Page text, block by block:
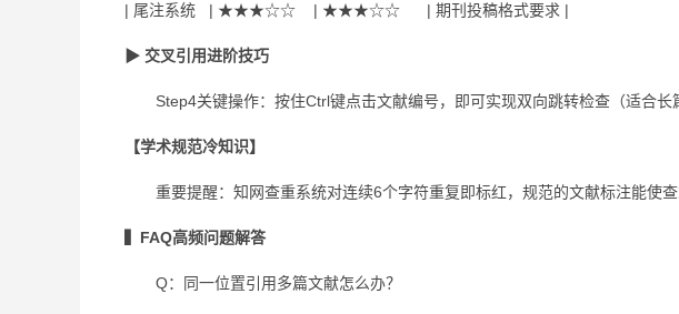
| 尾注系统 | ★★★☆☆ | ★★★☆☆ | 期刊投稿格式要求 |
▶ 交叉引用进阶技巧
Step4关键操作：按住Ctrl键点击文献编号，即可实现双向跳转检查（适合长
【学术规范冷知识】
重要提醒：知网查重系统对连续6个字符重复即标红，规范的文献标注能使
▍FAQ高频问题解答
Q：同一位置引用多篇文献怎么办？